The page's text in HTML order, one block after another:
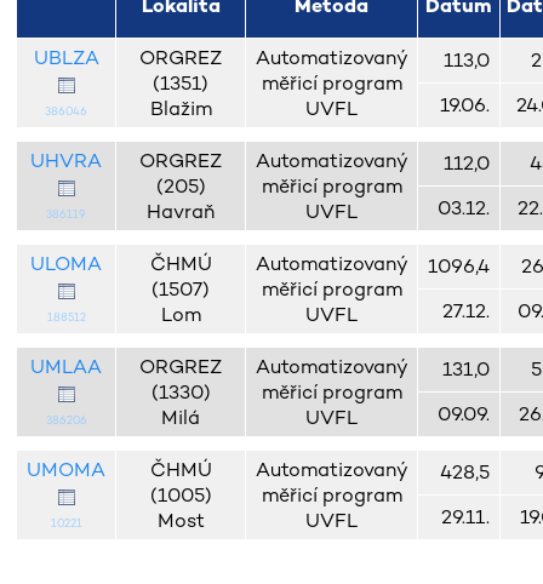
Lokalita Metoda Datum
UBLZA
386046
ORGREZ
(1351)
Blažim
Automatizovaný
měřicí program
UVFL
113,0
19.06.
UHVRA
386119
ORGREZ
(205)
Havraň
Automatizovaný
měřicí program
UVFL
112,0
03.12.
ULOMA
188512
ČHMÚ
(1507)
Lom
Automatizovaný
měřicí program
UVFL
1096,4
27.12.
UMLAA
386206
ORGREZ
(1330)
Milá
Automatizovaný
měřicí program
UVFL
131,0
09.09.
UMOMA
10221
ČHMÚ
(1005)
Most
Automatizovaný
měřicí program
UVFL
428,5
29.11.